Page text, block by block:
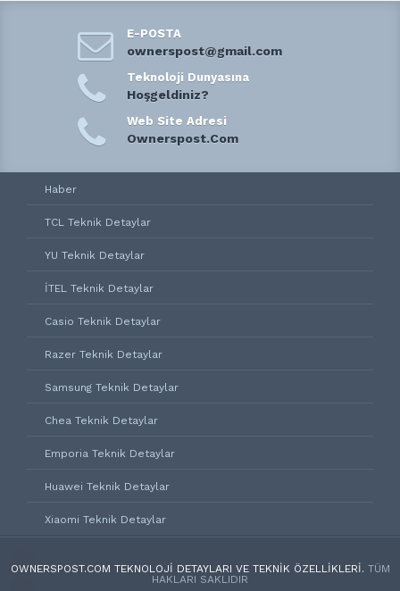
E-POSTA
ownerspost@gmail.com
Teknoloji Dunyasına
Hoşgeldiniz?
Web Site Adresi
Ownerspost.Com
Haber
TCL Teknik Detaylar
YU Teknik Detaylar
İTEL Teknik Detaylar
Casio Teknik Detaylar
Razer Teknik Detaylar
Samsung Teknik Detaylar
Chea Teknik Detaylar
Emporia Teknik Detaylar
Huawei Teknik Detaylar
Xiaomi Teknik Detaylar
OWNERSPOST.COM TEKNOLOJI DETAYLARI VE TEKNIK ÖZELLIKLERI. TÜM
HAKLARI SAKLIDIR